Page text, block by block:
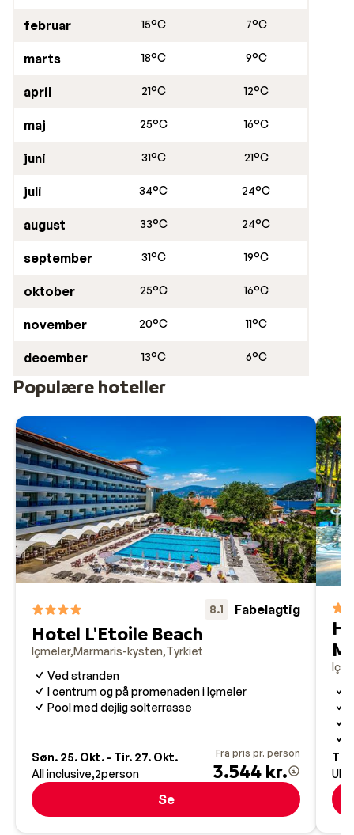
Vi tilbyder engelsktalende guideservice på din ferie til
februar 15°C 7°C
marts 18°C 9°C
april 21°C 12°C
maj 25°C 16°C
juni 31°C 21°C
juli 34°C 24°C
august 33°C 24°C
september 31°C 19°C
oktober 25°C 16°C
november 20°C 11°C
december 13°C 6°C
Populære hoteller
8.1 Fabelagtig
Hotel L'Etoile Beach
Içmeler Marmaris-kysten Tyrkiet
Ved stranden
I centrum og på promenaden i Içmeler
Pool med dejlig solterrasse
Søn. 25. Okt. - Tir. 27. Okt.
All inclusive 2person
Fra pris pr. person
3.544 kr.
Se
Tir.